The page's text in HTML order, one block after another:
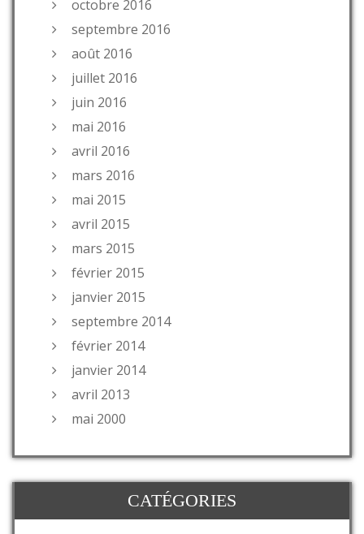
octobre 2016
septembre 2016
août 2016
juillet 2016
juin 2016
mai 2016
avril 2016
mars 2016
mai 2015
avril 2015
mars 2015
février 2015
janvier 2015
septembre 2014
février 2014
janvier 2014
avril 2013
mai 2000
CATÉGORIES